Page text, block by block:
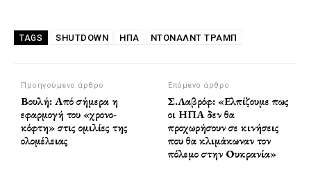
TAGS SHUTDOWN ΗΠΑ ΝΤΌΝΑΛΝΤ ΤΡΑΜΠ
Προηγούμενο άρθρο
Βουλή: Από σήμερα η
εφαρμογή του «χρονο-
κόφτη» στις ομιλίες της
ολομέλειας
Επόμενο άρθρο
Σ.Λαβρόφ: «Ελπίζουμε πως
οι ΗΠΑ δεν θα
προχωρήσουν σε κινήσεις
που θα κλιμάκωναν τον
πόλεμο στην Ουκρανία»